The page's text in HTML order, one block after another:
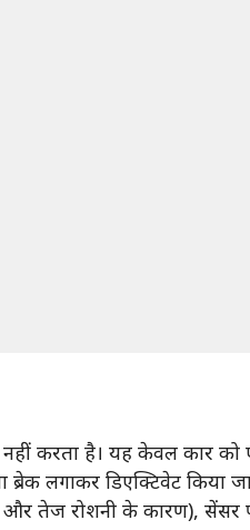
करता है। यह केवल कार
लगाकर डिएक्टिवेट किया
और तेज रोशनी के कारण),